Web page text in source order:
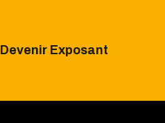
Devenir Exposant